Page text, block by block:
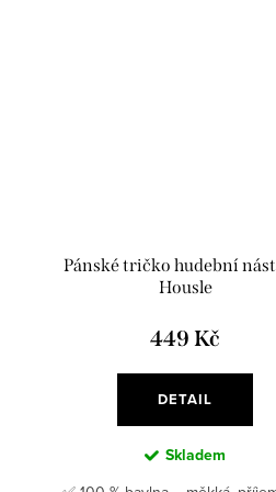
Pánské tričko hudební
Housle
449 Kč
DETAIL
Skladem